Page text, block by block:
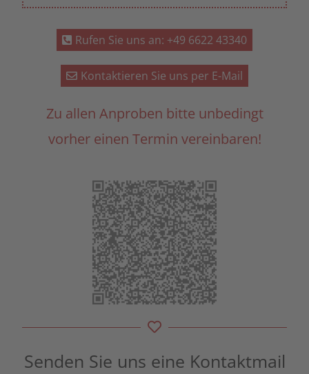
Rufen Sie uns an: +49 6622 43340
Kontaktieren Sie uns per E-Mail
Zu allen Anproben bitte unbedingt
vorher einen Termin vereinbaren!
Senden Sie uns eine Kontaktmail